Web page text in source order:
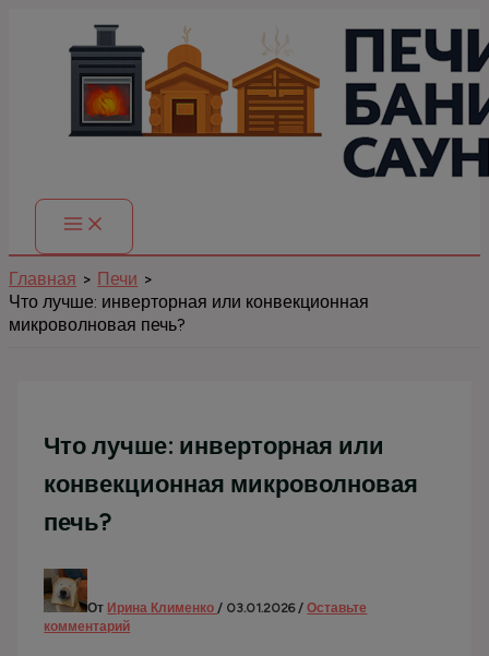
содержимому
Главная
Печи
Что лучше: инверторная или конвекционная
микроволновая печь?
Что лучше: инверторная или
конвекционная микроволновая
печь?
От Ирина Клименко/ 03.01.2026/Оставьте
комментарий